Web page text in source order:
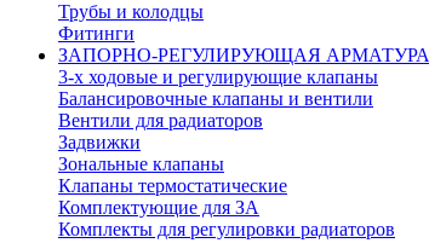
Трубы и колодцы
Фитинги
ЗАПОРНО-РЕГУЛИРУЮЩАЯ АРМАТУРА
3-х ходовые и регулирующие клапаны
Балансировочные клапаны и вентили
Вентили для радиаторов
Задвижки
Зональные клапаны
Клапаны термостатические
Комплектующие для ЗА
Комплекты для регулировки радиаторов